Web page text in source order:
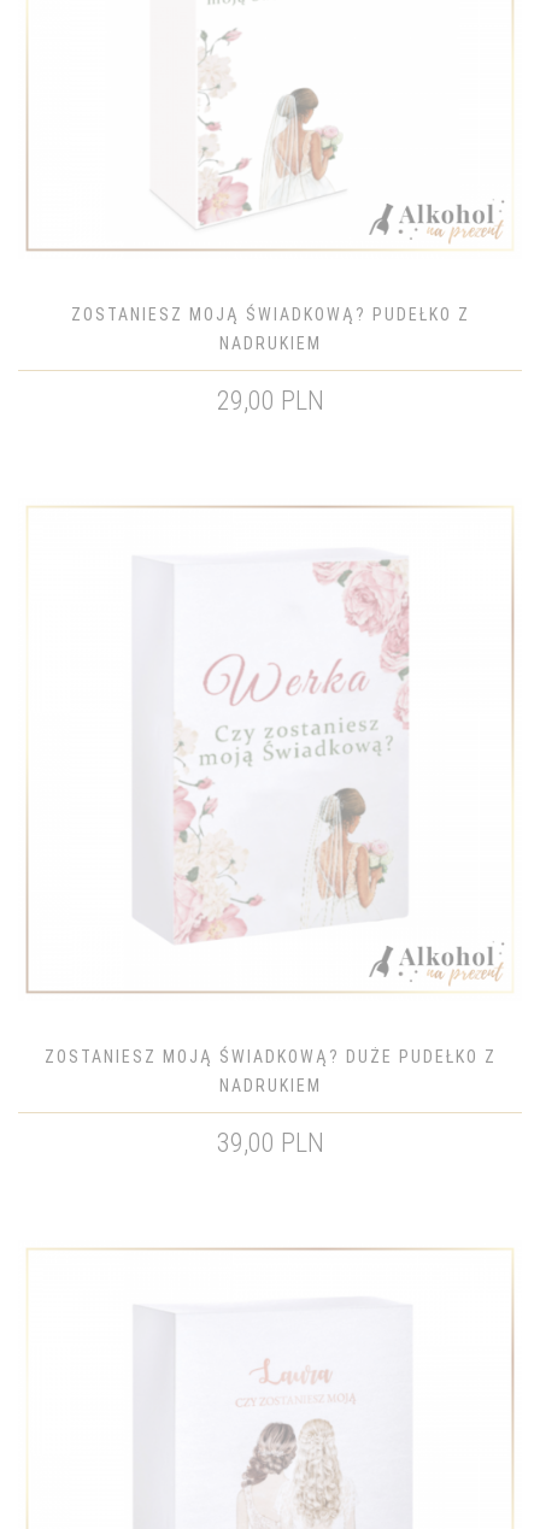
ZOSTANIESZ MOJĄ ŚWIADKOWĄ? PUDEŁKO Z
NADRUKIEM
29,00 PLN
ZOSTANIESZ MOJĄ ŚWIADKOWĄ? DUŻE PUDEŁKO Z
NADRUKIEM
39,00 PLN